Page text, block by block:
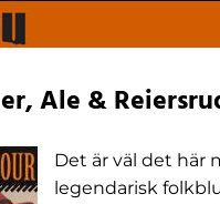
Ale &
Det är väl det här
legendarisk